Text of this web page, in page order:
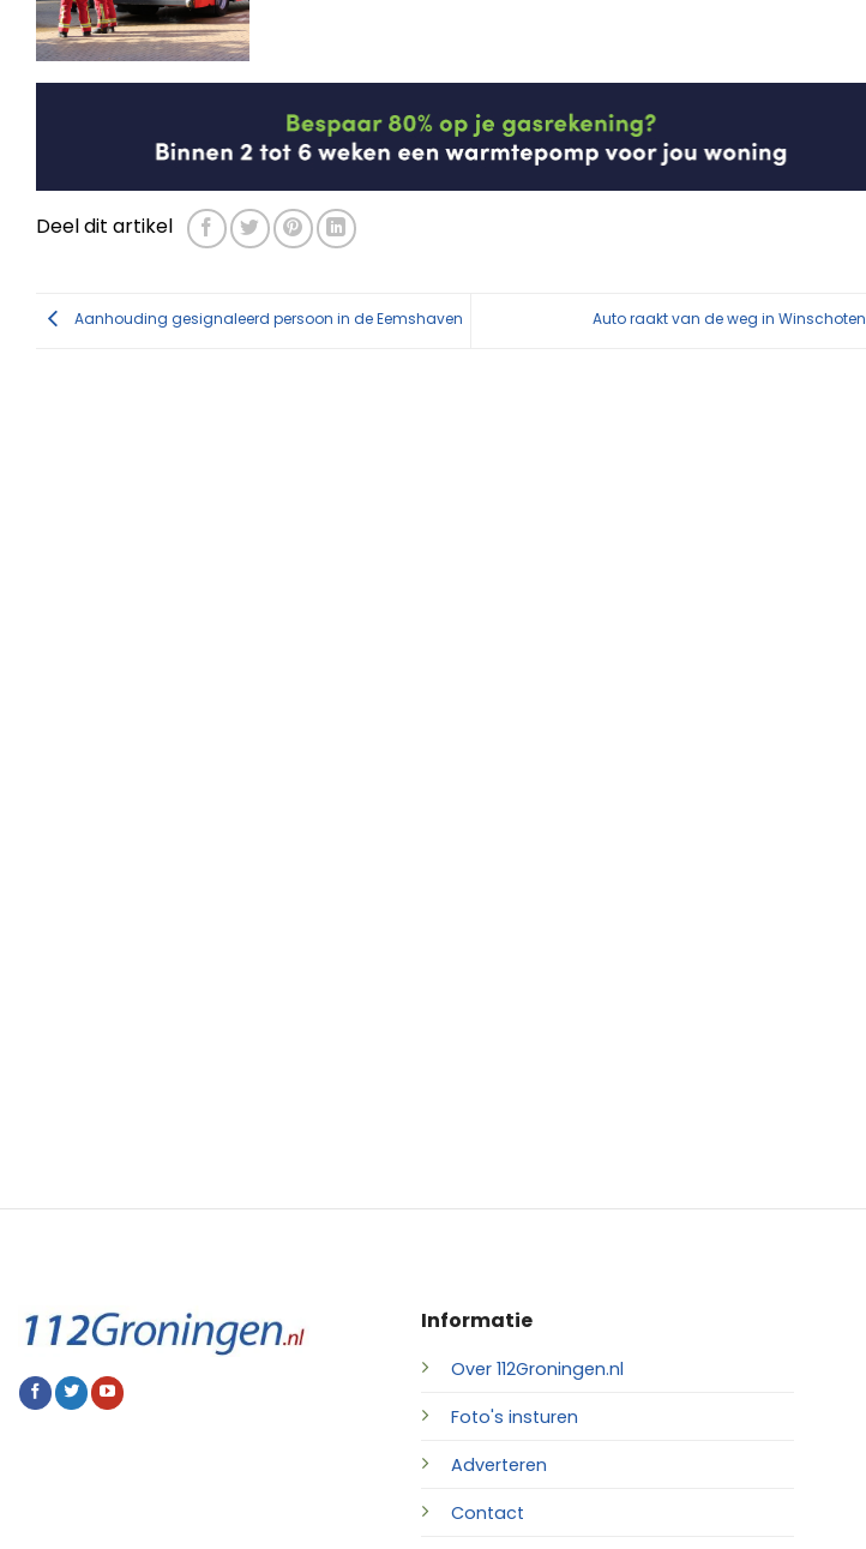
Deel dit artikel
Aanhouding gesignaleerd persoon in de Eemshaven Auto raakt van de weg in Winschoten
Informatie
Over 112Groningen.nl
Foto's insturen
Adverteren
Contact